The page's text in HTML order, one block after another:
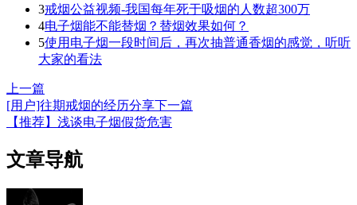
3戒烟公益视频-我国每年死于吸烟的人数超300万
4电子烟能不能替烟？替烟效果如何？
5使用电子烟一段时间后，再次抽普通香烟的感觉，听听
大家的看法
上一篇
[用户]往期戒烟的经历分享下一篇
【推荐】浅谈电子烟假货危害
文章导航